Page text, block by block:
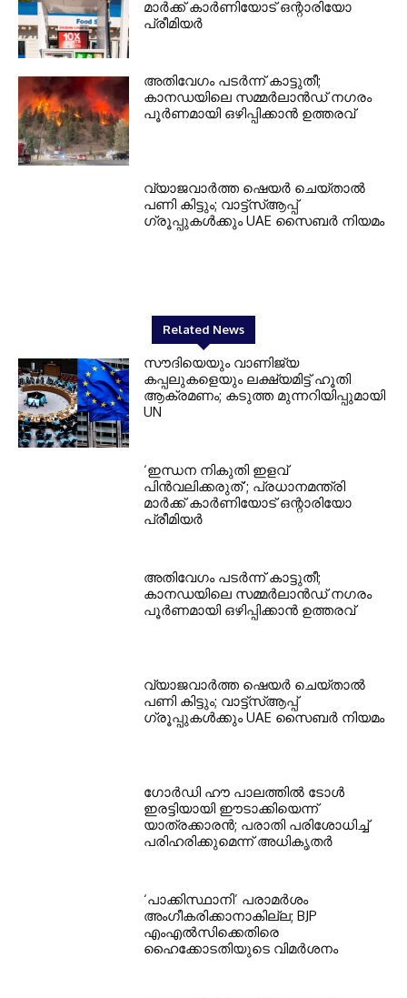
മാർക്ക് കാർണിയോട് ഒന്റാരിയോ
പ്രീമിയർ
അതിവേഗം പടർന്ന് കാട്ടുതീ;
കാനഡയിലെ സമ്മർലാൻഡ് നഗരം
പൂർണമായി ഒഴിപ്പിക്കാൻ ഉത്തരവ്
വ്യാജവാർത്ത ഷെയർ ചെയ്താൽ
പണി കിട്ടും; വാട്ട്‌സ്ആപ്പ്
ഗ്രൂപ്പുകൾക്കും UAE സൈബർ നിയമം
Related News
സൗദിയെയും വാണിജ്യ
കപ്പലുകളെയും ലക്ഷ്യമിട്ട് ഹൂതി
ആക്രമണം; കടുത്ത മുന്നറിയിപ്പുമായി
UN
‘ഇന്ധന നികുതി ഇളവ്
പിൻവലിക്കരുത്’; പ്രധാനമന്ത്രി
മാർക്ക് കാർണിയോട് ഒന്റാരിയോ
പ്രീമിയർ
അതിവേഗം പടർന്ന് കാട്ടുതീ;
കാനഡയിലെ സമ്മർലാൻഡ് നഗരം
പൂർണമായി ഒഴിപ്പിക്കാൻ ഉത്തരവ്
വ്യാജവാർത്ത ഷെയർ ചെയ്താൽ
പണി കിട്ടും; വാട്ട്‌സ്ആപ്പ്
ഗ്രൂപ്പുകൾക്കും UAE സൈബർ നിയമം
ഗോർഡി ഹൗ പാലത്തിൽ ടോൾ
ഇരട്ടിയായി ഈടാക്കിയെന്ന്
യാത്രക്കാരൻ; പരാതി പരിശോധിച്ച്
പരിഹരിക്കുമെന്ന് അധികൃതർ
‘പാക്കിസ്ഥാനി’ പരാമർശം
അംഗീകരിക്കാനാകില്ല; BJP
എംഎൽസിക്കെതിരെ
ഹൈക്കോടതിയുടെ വിമർശനം